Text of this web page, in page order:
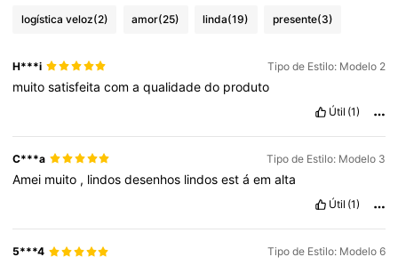
logística veloz(2) amor(25) linda(19) presente(3)
H***i Tipo de Estilo: Modelo 2
muitosatisfeitacomaqualidadedo produto
Útil (1)
C***a Tipo de Estilo: Modelo 3
Amei muito , lindosdesenhos lindosestáemalta
Útil (1)
5***4 Tipo de Estilo: Modelo 6